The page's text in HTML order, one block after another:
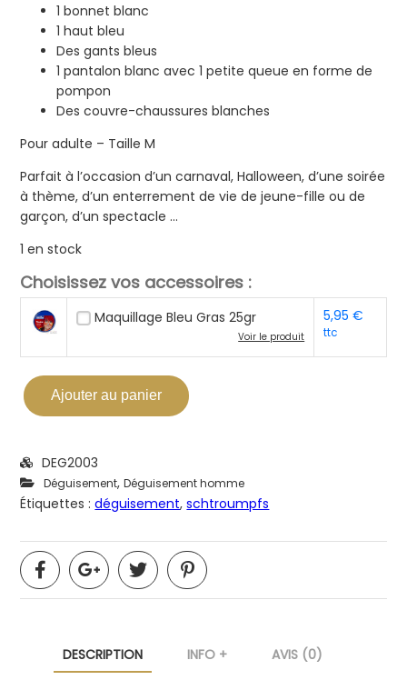
1 bonnet blanc
1 haut bleu
Des gants bleus
1 pantalon blanc avec 1 petite queue en forme de
pompon
Des couvre-chaussures blanches
Pour adulte – Taille M
Parfait à l’occasion d’un carnaval, Halloween, d’une soirée
à thème, d’un enterrement de vie de jeune-fille ou de
garçon, d’un spectacle …
1 en stock
Choisissez vos accessoires :
Maquillage Bleu Gras 25gr
Voir le produit
5,95€
ttc
Ajouter au panier
DEG2003
Déguisement,Déguisement homme
Étiquettes :déguisement,schtroumpfs
DESCRIPTION INFO + AVIS (0)